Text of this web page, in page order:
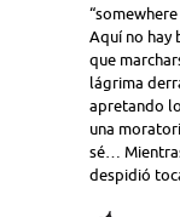
Aquí no hay
que
lágrima
apretando
una
sé…
despidió